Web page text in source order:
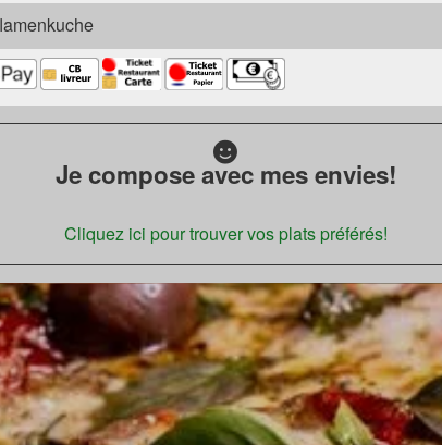
Je compose avec mes envies!
Cliquez ici pour trouver vos plats préférés!